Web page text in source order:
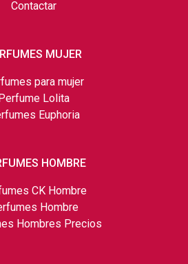
Contactar
MUJER
para mujer
Lolita
Euphoria
HOMBRE
CK Hombre
Hombre
Hombres Precios